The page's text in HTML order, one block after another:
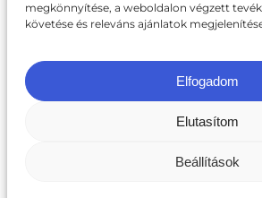
megkönnyítése, a weboldalon végzett
követése és releváns ajánlatok
Elfogadom
Elutasítom
Beállítások
ite@a
ki.gov.